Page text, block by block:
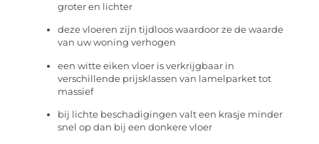
groter en lichter
deze vloeren zijn tijdloos waardoor ze de waarde
van uw woning verhogen
een witte eiken vloer is verkrijgbaar in
verschillende prijsklassen van lamelparket tot
massief
bij lichte beschadigingen valt een krasje minder
snel op dan bij een donkere vloer